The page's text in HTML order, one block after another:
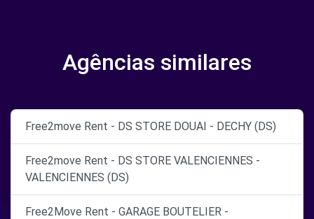
Agências similares
Free2move Rent - DS STORE DOUAI - DECHY (DS)
Free2move Rent - DS STORE VALENCIENNES -
VALENCIENNES (DS)
Free2Move Rent - GARAGE BOUTELIER -